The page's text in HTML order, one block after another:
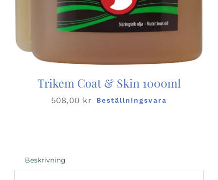
Trikem Coat & Skin 1000ml
508,00 kr Beställningsvara
Beskrivning